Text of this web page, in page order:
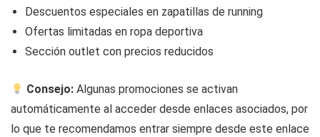
Descuentos especiales en zapatillas de running
Ofertas limitadas en ropa deportiva
Sección outlet con precios reducidos
Consejo: Algunas promociones se activan
automáticamente al acceder desde enlaces asociados, por
lo que te recomendamos entrar siempre desde este enlace